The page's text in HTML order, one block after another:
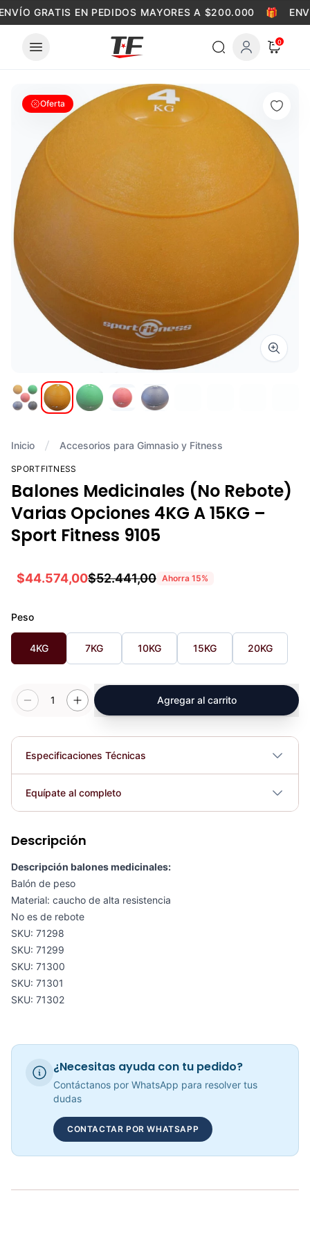
Skip to content
GRATIS EN PEDIDOS MAYORES A $200.000 🎁
0
Oferta
Zoom
Inicio Accesorios para Gimnasio y Fitness
SPORTFITNESS
Balones Medicinales (No Rebote)
Varias Opciones 4KG A 15KG –
Sport Fitness 9105
$44.574,00$52.441,00 Ahorra 15%
Peso
4KG 7KG 10KG 15KG 20KG
1 Agregar al carrito
Especificaciones Técnicas
Plegable No
Equípate al completo
COP 32,007.00
COP 46,832.00
COP 67,718.00
Descripción
Descripción balones medicinales:
Balón de peso
Material: caucho de alta resistencia
No es de rebote
SKU: 71298
SKU: 71299
SKU: 71300
SKU: 71301
SKU: 71302
¿Necesitas ayuda con tu pedido?
Contáctanos por WhatsApp para resolver tus
dudas
CONTACTAR POR WHATSAPP